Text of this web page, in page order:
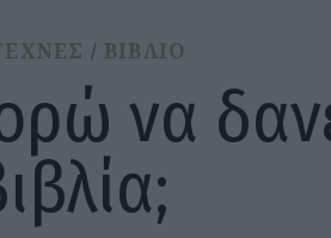
ΒΙΒΛΙΟ
να